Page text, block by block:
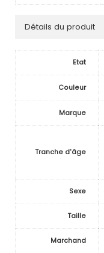
Détails du produit
Etat
Couleur
Marque
Tranche d'âge
Sexe
Taille
Marchand